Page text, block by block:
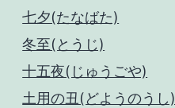
七夕(たなばた)
冬至(とうじ)
十五夜(じゅうごや)
土用の丑(どようのうし)